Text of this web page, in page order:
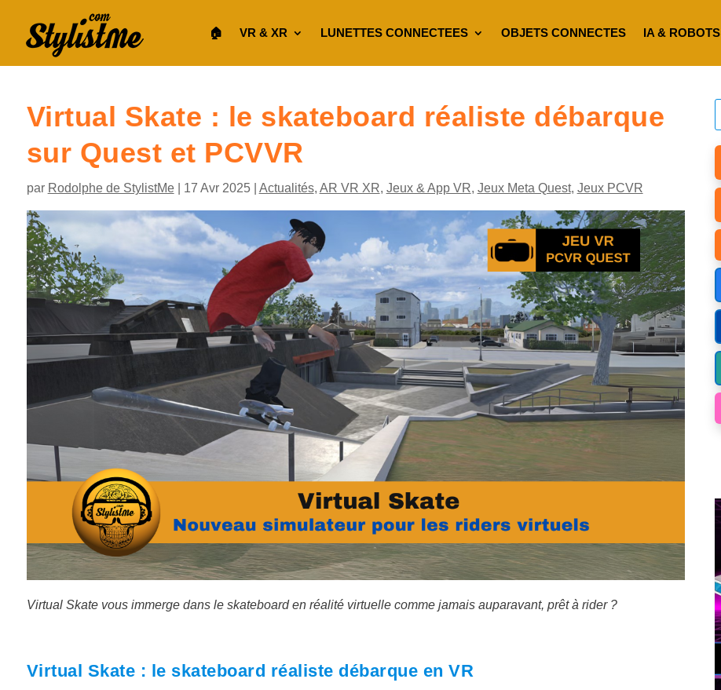
🏠︎ VR & XR LUNETTES CONNECTEES OBJETS CONNECTES IA & ROBOTS
Virtual Skate : le skateboard réaliste débarque
sur Quest et PCVVR
par Rodolphe de StylistMe| 17 Avr 2025| Actualités, AR VR XR, Jeux & App VR, Jeux Meta Quest, Jeux PCVR
Virtual Skate vous immerge dans le skateboard en réalité virtuelle comme jamais auparavant, prêt à rider ?
Virtual Skate : le skateboard réaliste débarque en VR